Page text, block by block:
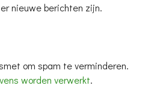
nieuwe berichten zijn.
om spam te verminderen.
worden verwerkt.